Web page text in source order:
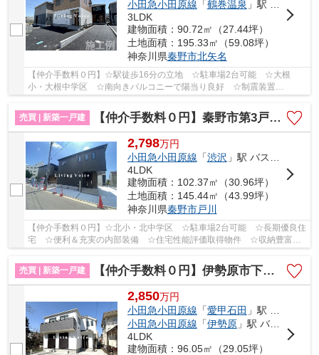
小田急小田原線 「鶴巻温泉 」駅 徒歩24分
3LDK
建物面積：90.72㎡（27.44坪）
土地面積：195.33㎡（59.08坪）
神奈川県秦野市北矢名
【仲介手数料０円】☆駅徒歩16分の立地 ☆駐車場2台可能 ☆大根
小・大根中学区 ☆南向きバルコニーで陽当り良好 ☆制震装置
売買 | 新築一戸建
【仲介手数料０円】秦野市第3戸川 新築一戸建て 全5棟
2,798万円
小田急小田原線 「渋沢 」駅 バス11分 「戸川台」 停歩9分
4LDK
建物面積：102.37㎡（30.96坪）
土地面積：145.44㎡（43.99坪）
神奈川県秦野市戸川
【仲介手数料０円】☆北小・北中学区 ☆駐車場2台可能 ☆長期優良住
宅 ☆便利＆充実の内部装備 ☆住宅性能評価取得物件 ☆収納豊富な
間取り ☆地震に安心の耐震等級3 ☆閑静な住宅街♪ ...
売買 | 新築一戸建
【仲介手数料０円】伊勢原市下落合 新築一戸建て
2,850万円
小田急小田原線 「愛甲石田 」駅 バス15分 「下落合（神奈川県）」 停歩2分
小田急小田原線 「伊勢原」駅 バス19分 「下落合（神奈川県）」 停歩2分
4LDK
建物面積：96.05㎡（29.05坪）